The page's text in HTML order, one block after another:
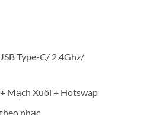
Type-C/ 2.4Ghz/
Mạch Xuôi + Hotswap
nhạc